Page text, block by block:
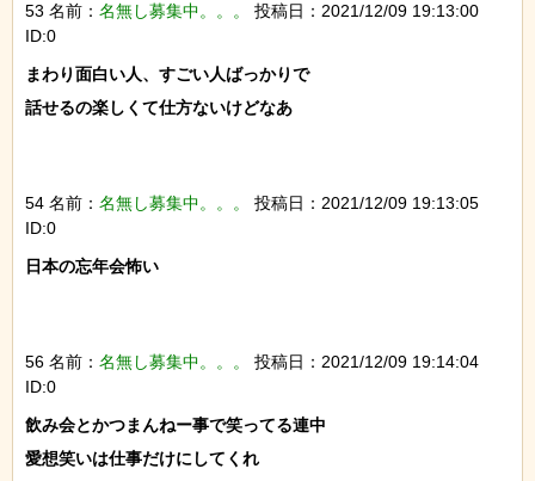
53 名前： 名無し募集中。。。
投稿日：2021/12/09 19:13:00
ID:0
まわり面白い人、すごい人ばっかりで
話せるの楽しくて仕方ないけどなあ
54 名前： 名無し募集中。。。
投稿日：2021/12/09 19:13:05
ID:0
日本の忘年会怖い
56 名前： 名無し募集中。。。
投稿日：2021/12/09 19:14:04
ID:0
飲み会とかつまんねー事で笑ってる連中
愛想笑いは仕事だけにしてくれ